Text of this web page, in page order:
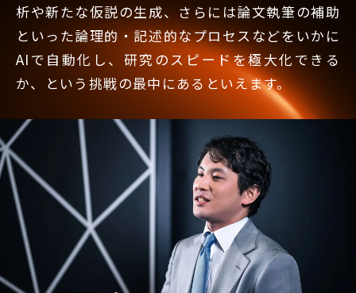
析や新たな仮説の生成、さらには論文執筆の補助
といった論理的・記述的なプロセスなどをいかに
AIで自動化し、研究のスピードを極大化できる
か、という挑戦の最中にあるといえます。